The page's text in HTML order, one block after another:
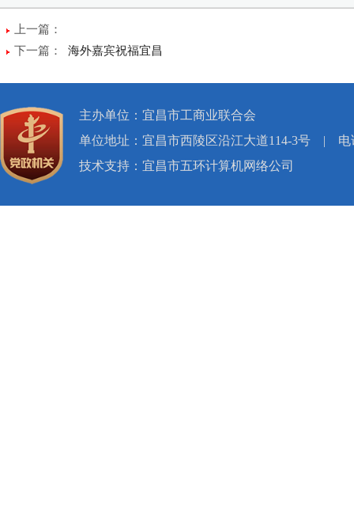
上一篇：
下一篇： 海外嘉宾祝福宜昌
主办单位：宜昌市工商业联合会
单位地址：宜昌市西陵区沿江大道114-3号 | 电
技术支持：宜昌市五环计算机网络公司